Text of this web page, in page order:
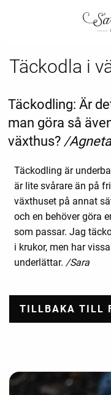
Täckodla i
Täckodling: Är
man göra så
växthus? /
Täckodling är
är lite svårare än på
växthuset på annat
och en behöver göra
som passar. Jag
i krukor, men har
underlättar. /Sara